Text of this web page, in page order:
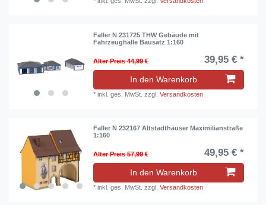
Faller N 231725 THW Gebäude mit
Fahrzeughalle Bausatz 1:160
Alter Preis 44,99 € 39,95 € *
In den Warenkorb
*inkl. ges. MwSt. zzgl.Versandkosten
Faller N 232167 Altstadthäuser Maximilianstraße
1:160
Alter Preis 57,99 € 49,95 € *
In den Warenkorb
*inkl. ges. MwSt. zzgl.Versandkosten